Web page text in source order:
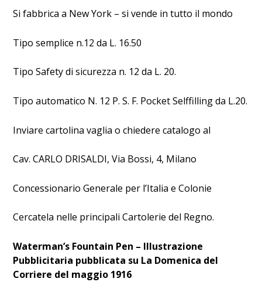
Si fabbrica a New York – si vende in tutto il mondo
Tipo semplice n.12 da L. 16.50
Tipo Safety di sicurezza n. 12 da L. 20.
Tipo automatico N. 12 P. S. F. Pocket Selffilling da L.20.
Inviare cartolina vaglia o chiedere catalogo al
Cav. CARLO DRISALDI, Via Bossi, 4, Milano
Concessionario Generale per l’Italia e Colonie
Cercatela nelle principali Cartolerie del Regno.
Waterman’s Fountain Pen – Illustrazione
Pubblicitaria pubblicata su La Domenica del
Corriere del maggio 1916